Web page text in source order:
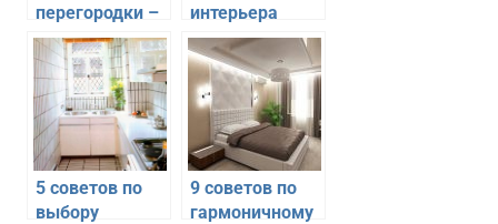
перегородки –
функциональное
украшение
интерьера
интерьера
комнаты с
нестандартной
геометрией
5 советов по
выбору
9 советов по
гармоничному